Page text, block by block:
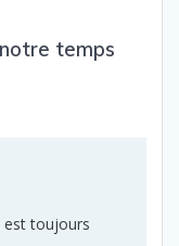
temps
est toujours